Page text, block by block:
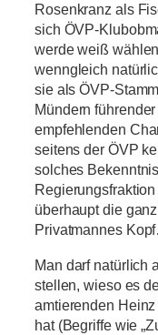
Rosenkranz als
sich ÖVP-
werde weiß
wenngleich
sie als ÖVP-
Mündern
empfehlenden
seitens der ÖVP
solches
überhaupt die
Privatmannes
Man darf natürlich
stellen, wieso es
amtierenden
hat (Begriffe wie